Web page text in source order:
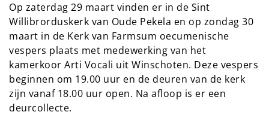
Op zaterdag 29 maart vinden er in de Sint
Willibrorduskerk van Oude Pekela en op zondag 30
maart in de Kerk van Farmsum oecumenische
vespers plaats met medewerking van het
kamerkoor Arti Vocali uit Winschoten. Deze vespers
beginnen om 19.00 uur en de deuren van de kerk
zijn vanaf 18.00 uur open. Na afloop is er een
deurcollecte.